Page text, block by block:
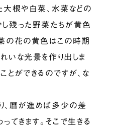
大根や白菜、水菜などの
残った野菜たちが黄色
の花の黄色はこの時期
いな光景を作り出しま
とができるのですが、な
暦が進めば多少の差
てきます。そこで生きる